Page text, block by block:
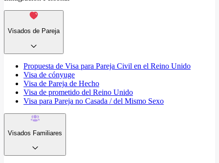
Visados de Pareja
Propuesta de Visa para Pareja Civil en el Reino Unido
Visa de cónyuge
Visa de Pareja de Hecho
Visa de prometido del Reino Unido
Visa para Pareja no Casada / del Mismo Sexo
Visados Familiares